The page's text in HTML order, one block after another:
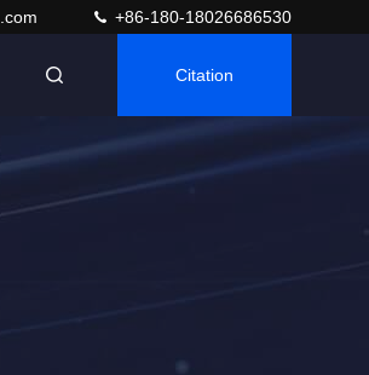
+86-180-18026686530
Citation